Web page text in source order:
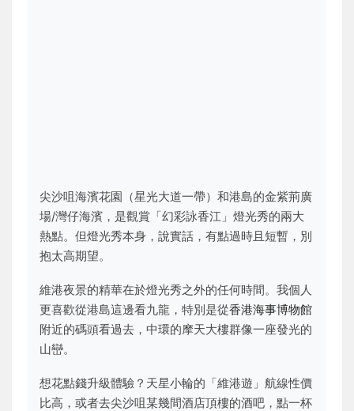
尖沙咀海濱花園（星光大道一帶）和港島的金紫荊廣
場/灣仔海濱，是觀賞「幻彩詠香江」燈光秀的兩大
熱點。但燈光秀本身，說實話，有點過時且短暫，別
抱太高期望。
維港夜景的精華在於燈光秀之外的任何時間。我個人
更喜歡從港島這邊看九龍，特別是從香港海事博物館
附近的碼頭看過去，中環的摩天大樓群像一座發光的
山巒。
想花點錢升級體驗？天星小輪的「維港遊」航線性價
比高，或者去尖沙咀某幾間酒店頂樓的酒吧，點一杯